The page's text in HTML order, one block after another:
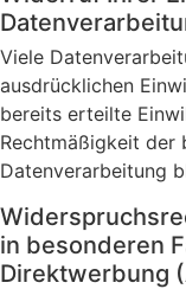
Viele
ausdrücklichen
bereits erteilte
Rechtmäßigkeit der
Datenverarbeitung
in besonderen
Direktwerbung